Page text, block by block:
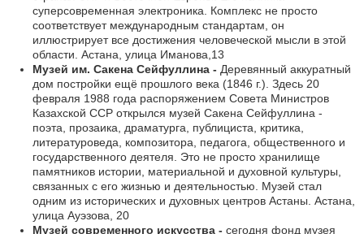
суперсовременная электроника. Комплекс не просто
соответствует международным стандартам, он
иллюстрирует все достижения человеческой мысли в этой
области. Астана, улица Иманова,13
Музей им. Сакена Сейфуллина - Деревянный аккуратный
дом постройки ещё прошлого века (1846 г.). Здесь 20
февраля 1988 года распоряжением Совета Министров
Казахской ССР открылся музей Сакена Сейфуллина -
поэта, прозаика, драматурга, публициста, критика,
литературоведа, композитора, педагога, общественного и
государственного деятеля. Это не просто хранилище
памятников истории, материальной и духовной культуры,
связанных с его жизнью и деятельностью. Музей стал
одним из исторических и духовных центров Астаны. Астана,
улица Ауэзова, 20
Музей современного искусства - сегодня фонд музея